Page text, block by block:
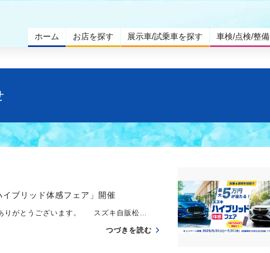
ホーム お店を探す 展示車/試乗車を探す 車検/点検/整備
ブリッド体感フェア」開催
りがとうございます。 スズキ自販松…
つづきを読む